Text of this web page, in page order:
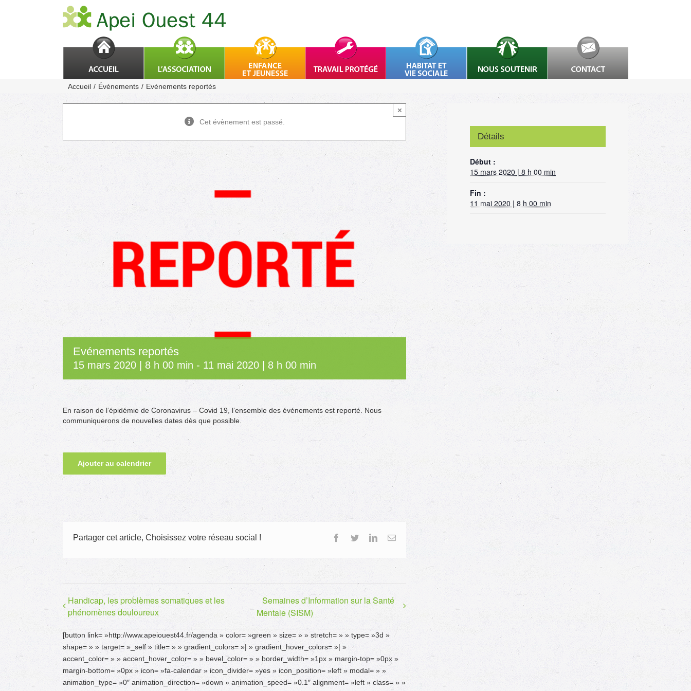
Accueil Évènements Evénements reportés
Cet évènement est passé.
×
Evénements reportés
15 mars 2020 | 8 h 00 min - 11 mai 2020 | 8 h 00 min
En raison de l’épidémie de Coronavirus – Covid 19, l’ensemble des événements est reporté. Nous
communiquerons de nouvelles dates dès que possible.
Ajouter au calendrier
Partager cet article, Choisissez votre réseau social ! Facebook
TwitterLinkedInEmail
Handicap, les problèmes somatiques et les
phénomènes douloureux
Semaines d’Information sur la Santé
Mentale (SISM)
[button link= »http://www.apeiouest44.fr/agenda » color= »green » size= » » stretch= » » type= »3d »
shape= » » target= »_self » title= » » gradient_colors= »| » gradient_hover_colors= »| »
accent_color= » » accent_hover_color= » » bevel_color= » » border_width= »1px » margin-top= »0px »
margin-bottom= »0px » icon= »fa-calendar » icon_divider= »yes » icon_position= »left » modal= » »
animation_type= »0″ animation_direction= »down » animation_speed= »0.1″ alignment= »left » class= » »
Détails
Début :
15 mars 2020 | 8 h 00 min
Fin :
11 mai 2020 | 8 h 00 min